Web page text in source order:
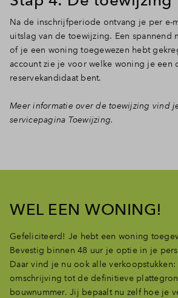
Na de inschrijfperiode ontvang je per e-
uitslag van de toewijzing. Een spannend
of je een woning toegewezen hebt
account zie je voor welke woning je een
reservekandidaat bent.
Meer informatie over de toewijzing vind
servicepagina Toewijzing.
WEL EEN WONING!
Gefeliciteerd! Je hebt een woning
Bevestig binnen 48 uur je optie in je
Daar vind je nu ook alle verkoopstukken:
omschrijving tot de definitieve
bouwnummer. Jij bepaalt nu zelf hoe je